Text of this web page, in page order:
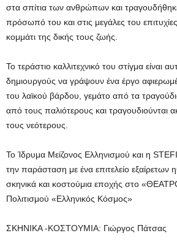
στα σπίτια των ανθρώπων και
πρόσωπό του και στις μεγάλες του
κομμάτι της δικής τους ζωής.
Το τεράστιο καλλιτεχνικό του στίγμα είναι
δημιουργούς να γράψουν ένα έργο
του λαϊκού βάρδου, γεμάτο από τα
από τους παλιότερους και τραγουδιούνται
τους νεότερους.
Το Ίδρυμα Μείζονος Ελληνισμού και η
την παράσταση με ένα επιτελείο εξαίρετων
σκηνικά και κοστούμια εποχής στο
Πολιτισμού «Ελληνικός Κόσμος»
ΣΚΗΝΙΚΑ -ΚΟΣΤΟΥΜΙΑ: Γιώργος Πάτσας